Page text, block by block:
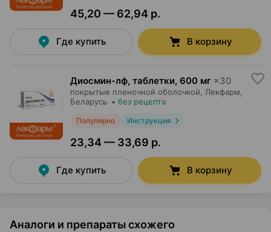
45,20 — 62,94 р.
Где купить В корзину
Диосмин-лф, таблетки, 600 мг ×30
покрытые пленочной оболочкой, Лекфарм
Беларусь • без рецепта
Популярно Инструкция
23,34 — 33,69 р.
Где купить В корзину
Аналоги и препараты схожего